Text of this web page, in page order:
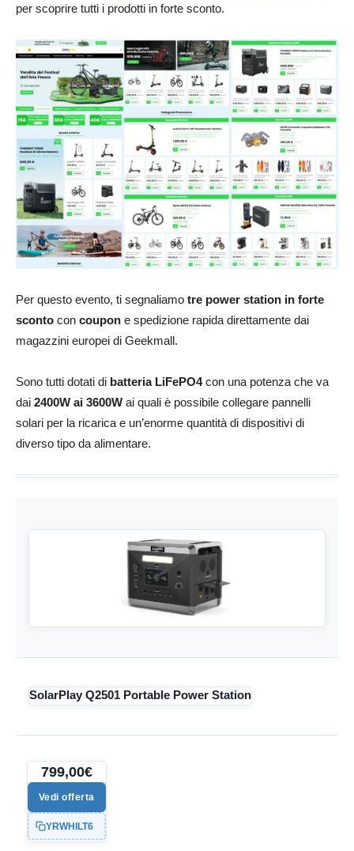
per scoprire tutti i prodotti in forte sconto.
Per questo evento, ti segnaliamo tre power station in forte
sconto con coupon e spedizione rapida direttamente dai
magazzini europei di Geekmall.
Sono tutti dotati di batteria LiFePO4con una potenza che va
dai 2400W ai 3600W ai quali è possibile collegare pannelli
solari per la ricarica e un’enorme quantità di dispositivi di
diverso tipo da alimentare.
SolarPlay Q2501 Portable Power Station
799,00€
Vedi offerta
YRWHILT6